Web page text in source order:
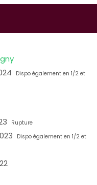
Dispo également en 1/2 et
Rupture
Dispo également en 1/2 et